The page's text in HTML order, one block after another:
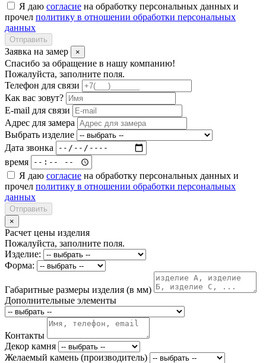
Я даю согласие на обработку персональных данных и
прочел политику в отношении обработки персональных
данных
Отправить
Заявка на замер ×
Спасибо за обращение в нашу компанию!
Пожалуйста, заполните поля.
Телефон для связи
Как вас зовут?
E-mail для связи
Адрес для замера
Выбрать изделие
Дата звонка
время
Я даю согласие на обработку персональных данных и
прочел политику в отношении обработки персональных
данных
Отправить
×
Расчет цены изделия
Пожалуйста, заполните поля.
Изделие:
Форма:
Габаритные размеры изделия (в мм)
Дополнительные элементы
Контакты
Декор камня
Желаемый камень (производитель)